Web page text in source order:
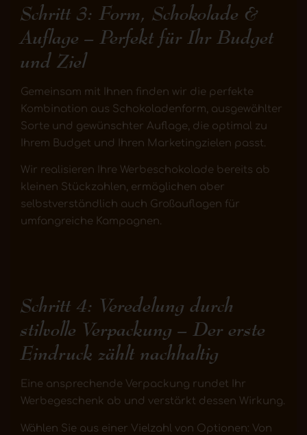
Schritt 3: Form, Schokolade &
Auflage – Perfekt für Ihr Budget
und Ziel
Gemeinsam mit Ihnen finden wir die perfekte
Kombination aus Schokoladenform, ausgewählter
Sorte und gewünschter Auflage, die optimal zu
Ihrem Budget und Ihren Marketingzielen passt.
Wir realisieren Ihre Werbeschokolade bereits ab
kleinen Stückzahlen, ermöglichen aber
selbstverständlich auch Großauflagen für
umfangreiche Kampagnen.
Schritt 4: Veredelung durch
stilvolle Verpackung – Der erste
Eindruck zählt nachhaltig
Eine ansprechende Verpackung rundet Ihr
Werbegeschenk ab und verstärkt dessen Wirkung.
Wählen Sie aus einer Vielzahl von Optionen: Von